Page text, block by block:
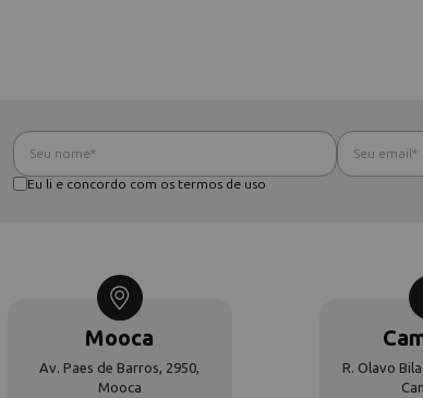
Eu li e concordo com os termos de uso
Mooca
Av. Paes de Barros, 2950,
Mooca
R. Olavo